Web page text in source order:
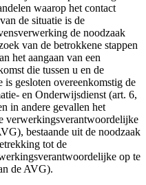
waarop het contact
de situatie is de
de noodzaak
van de betrokkene stappen
het aangaan van een
die tussen u en de
gesloten overeenkomstig de
en Onderwijsdienst (art. 6,
in andere gevallen het
verwerkingsverantwoordelijke
bestaande uit de noodzaak
tot de
op te
de AVG).